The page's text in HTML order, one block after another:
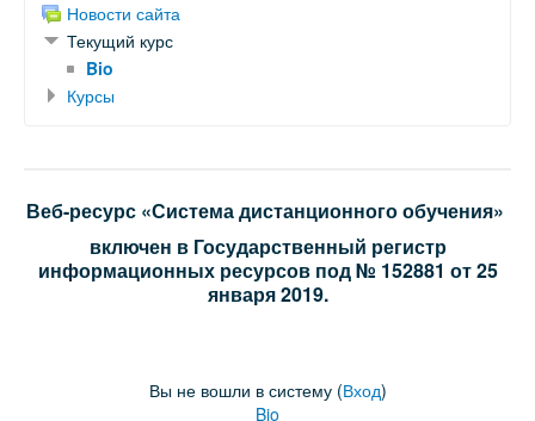
Новости сайта
Текущий курс
Bio
Курсы
Веб-ресурс «Система дистанционного обучения»
включен в Государственный регистр
информационных ресурсов под № 152881 от 25
января 2019.
Вы не вошли в систему (Вход)
Bio